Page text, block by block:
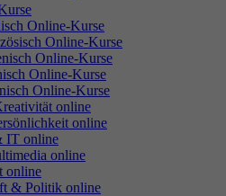
Online-Kurse
Online-Kurse
Online-Kurse
Online-Kurse
Online-Kurse
online
online
IT online
online
online
& Politik online